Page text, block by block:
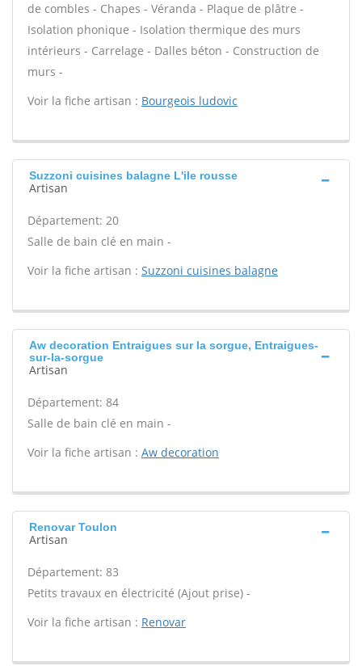
de combles - Chapes - Véranda - Plaque de plâtre -
Isolation phonique - Isolation thermique des murs
intérieurs - Carrelage - Dalles béton - Construction de
murs -
Voir la fiche artisan : Bourgeois ludovic
Suzzoni cuisines balagne L'ile rousse
Artisan
Département: 20
Salle de bain clé en main -
Voir la fiche artisan : Suzzoni cuisines balagne
Aw decoration Entraigues sur la sorgue, Entraigues-
sur-la-sorgue
Artisan
Département: 84
Salle de bain clé en main -
Voir la fiche artisan : Aw decoration
Renovar Toulon
Artisan
Département: 83
Petits travaux en électricité (Ajout prise) -
Voir la fiche artisan : Renovar